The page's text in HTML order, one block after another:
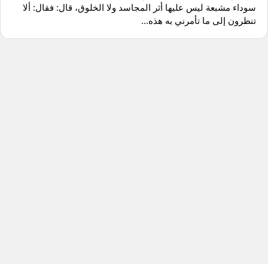
سوداء مشبعة ليس عليها أثر المجاسد ولا الخلوق، قال: فقال: ألا
تنظرون إلى ما تأمرني به هذه...